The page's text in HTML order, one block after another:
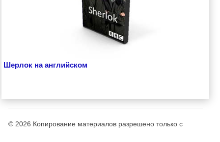
Шерлок на английском
© 2026 Копирование материалов разрешено только с